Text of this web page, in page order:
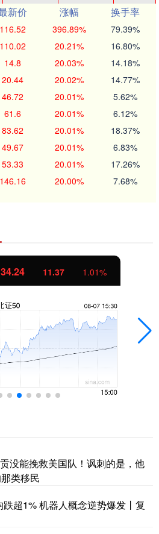
新价 涨幅
换手率
116.52 396.89% 79.39%
110.02 20.21% 16.80%
14.8 20.03% 14.18%
20.44 20.02% 14.77%
46.72 20.01% 5.62%
61.6 20.01% 6.12%
83.62 20.01% 18.37%
49.67 20.01% 6.83%
53.33 20.01% 17.26%
146.16 20.00% 7.68%
11.37 1.01%
没能挽救美国队！讽刺的是，他
类移民
超1% 机器人概念逆势爆发丨复